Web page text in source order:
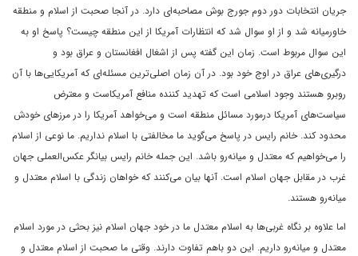
جریان انتخابات دور دوم جورج بوش مصاحبه‌ای دارد. در آنجا صحبت از اسلام و منطقه
خاورمیانه شد و از او سوال شد که انتظارات آمریکا از این منطقه چیست؟ پاسخ او به
این سوال مربوط است. زمان این گفته پس از اشغال افغانستان و عراق بود و
درگیری‌های عراق در اوج خود بود. در آن زمان اصلی‌ترین مسئله‌ای که آمریکایی‌ها با آن
روبرو هستند وجود اسلامی ‌است که تهدید کننده منافع آمریکاست و معترض
سیاست‌های آمریکا درمورد مسائل منطقه است و می‌خواهد آمریکا را در مرزهای خودش
محدود کند. خانم رایس در پاسخ می‌گوید ما مخالفتی با اسلام نداریم. ما نوعی از اسلام
را می‌خواهیم که معتدل و میانه‌رو باشد. این جمله خانم رایس بیانگر عکس‌العملی جهان
غرب در مقابل جهان اسلام است. آنها بیان می‌کنند که خواهان زندگی با اسلام معتدل و
میانه‌رو هستند.
اما علاوه بر نگاه غربی‌ها به اسلام معتدل ما در خود جهان اسلام نیز بحثی در مورد اسلام
معتدل و میانه‌رو داریم. این دو باهم تفاوت دارند. وقتی ما صحبت از اسلام معتدل و